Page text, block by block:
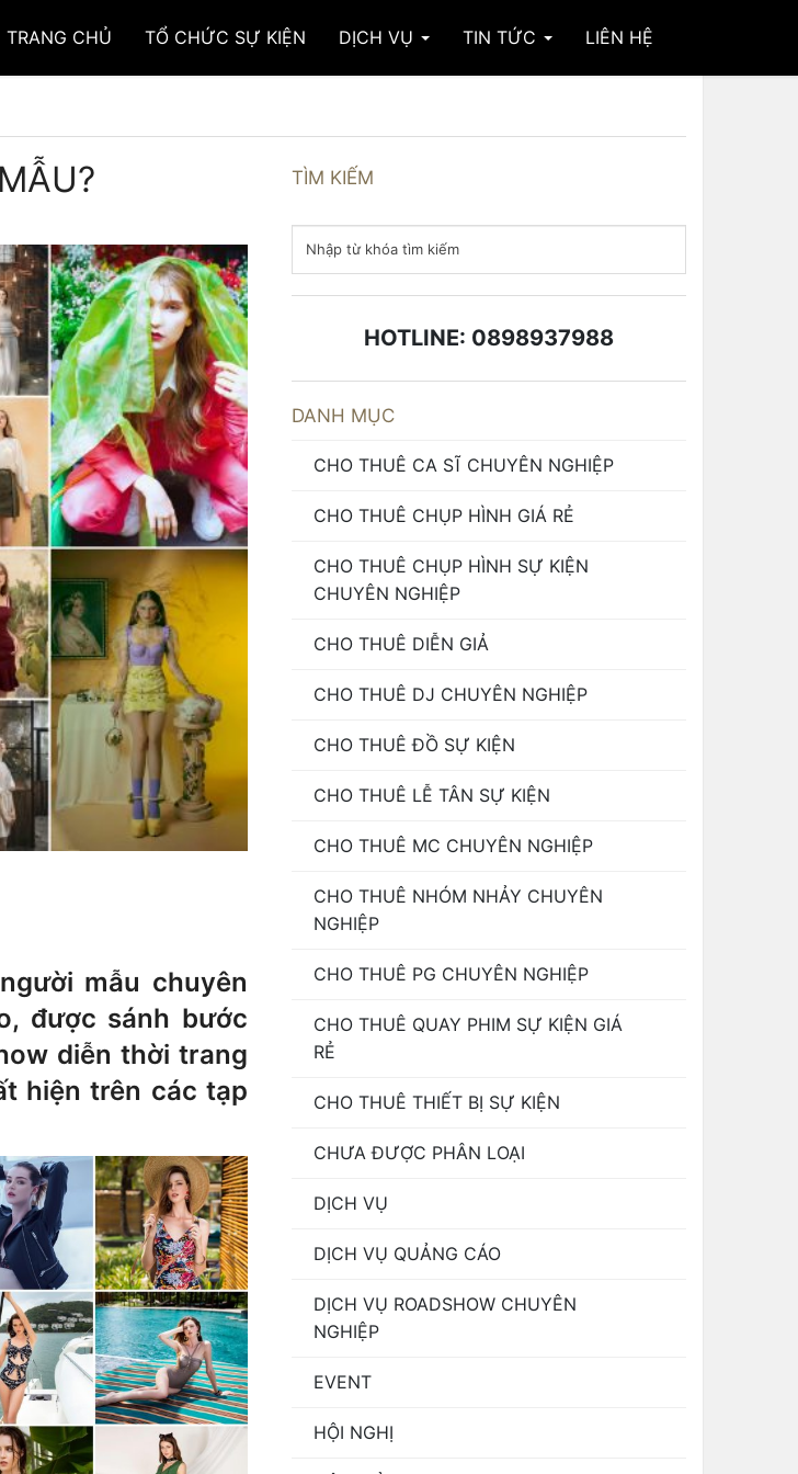
TRANG CHỦ TỔ CHỨC SỰ KIỆN DỊCH VỤ TIN TỨC LIÊN HỆ
mẫu chuyên
được sánh bước
diễn thời trang
hiện trên các tạp
TÌM KIẾM
HOTLINE: 0898937988
DANH MỤC
CHO THUÊ CA SĨ CHUYÊN NGHIỆP
CHO THUÊ CHỤP HÌNH GIÁ RẺ
CHO THUÊ CHỤP HÌNH SỰ KIỆN
CHUYÊN NGHIỆP
CHO THUÊ DIỄN GIẢ
CHO THUÊ DJ CHUYÊN NGHIỆP
CHO THUÊ ĐỒ SỰ KIỆN
CHO THUÊ LỄ TÂN SỰ KIỆN
CHO THUÊ MC CHUYÊN NGHIỆP
CHO THUÊ NHÓM NHẢY CHUYÊN
NGHIỆP
CHO THUÊ PG CHUYÊN NGHIỆP
CHO THUÊ QUAY PHIM SỰ KIỆN GIÁ
RẺ
CHO THUÊ THIẾT BỊ SỰ KIỆN
CHƯA ĐƯỢC PHÂN LOẠI
DỊCH VỤ
DỊCH VỤ QUẢNG CÁO
DỊCH VỤ ROADSHOW CHUYÊN
NGHIỆP
EVENT
HỘI NGHỊ